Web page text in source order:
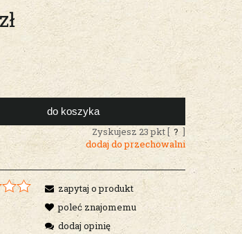
do koszyka
Zyskujesz 23pkt [ ? ]
dodaj do przechowalni
zapytaj o produkt
poleć znajomemu
dodaj opinię